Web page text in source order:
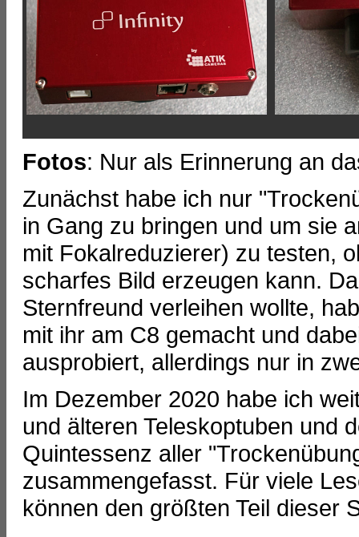
Fotos: Nur als Erinnerung an
Zunächst habe ich nur
in Gang zu bringen und um sie
mit Fokalreduzierer) zu testen,
scharfes Bild erzeugen kann.
Sternfreund verleihen wollte,
mit ihr am C8 gemacht und
ausprobiert, allerdings nur in
Im Dezember 2020 habe ich
und älteren Teleskoptuben und
Quintessenz aller
zusammengefasst. Für viele
können den größten Teil dieser